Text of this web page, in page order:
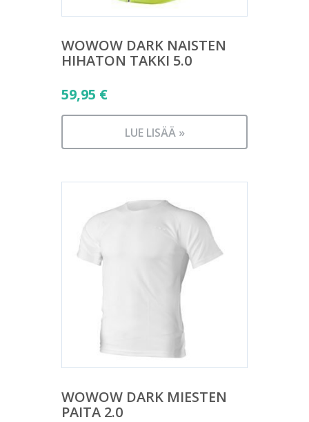
WOWOW DARK NAISTEN
HIHATON TAKKI 5.0
59,95 €
LUE LISÄÄ »
WOWOW DARK MIESTEN
PAITA 2.0